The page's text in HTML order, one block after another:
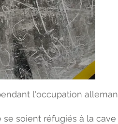
l'occupation
soient réfugiés à la